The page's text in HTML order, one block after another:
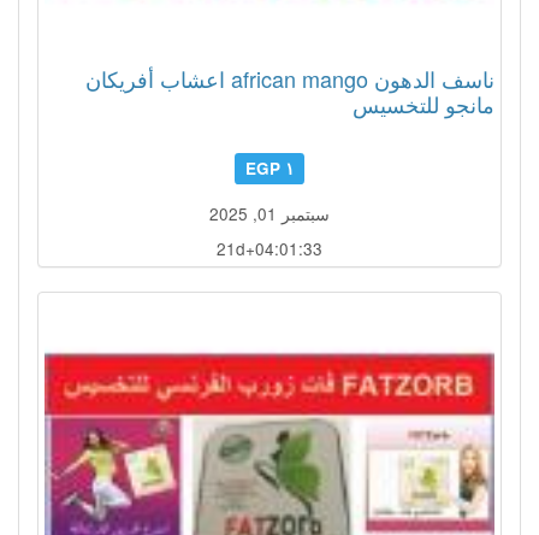
ناسف الدهون african mango اعشاب أفريكان
مانجو للتخسيس
١ EGP
سبتمبر 01, 2025
21d+04:01:30